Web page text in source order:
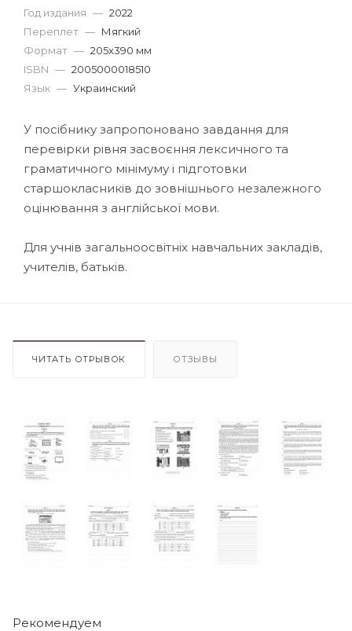
Год издания — 2022
Переплет — Мягкий
Формат — 205x390 мм
ISBN — 2005000018510
Язык — Украинский
У посібнику запропоновано завдання для
перевірки рівня засвоєння лексичного та
граматичного мінімуму і підготовки
старшокласників до зовнішнього незалежного
оцінювання з англійської мови.
Для учнів загальноосвітніх навчальних закладів,
учителів, батьків.
ЧИТАТЬ ОТРЫВОК ОТЗЫВЫ
Рекомендуем